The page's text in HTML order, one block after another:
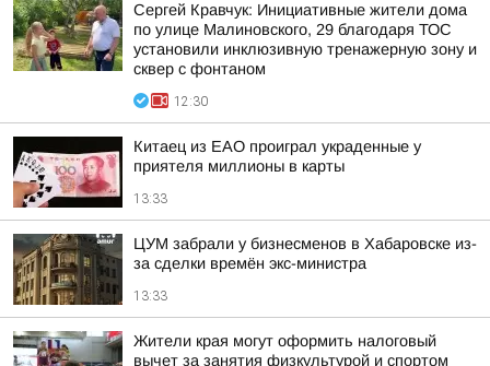
Сергей Кравчук: Инициативные жители дома
по улице Малиновского, 29 благодаря ТОС
установили инклюзивную тренажерную зону и
сквер с фонтаном
12:30
Китаец из ЕАО проиграл украденные у
приятеля миллионы в карты
13:33
ЦУМ забрали у бизнесменов в Хабаровске из-
за сделки времён экс-министра
13:33
Жители края могут оформить налоговый
вычет за занятия физкультурой и спортом